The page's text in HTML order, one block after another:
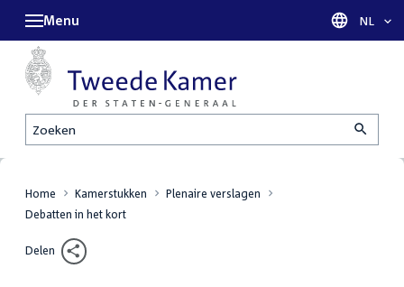
Zoeken
Menu Taal
NL
Home Kamerstukken
Plenaire verslagen
Debatten in het kort
Delen